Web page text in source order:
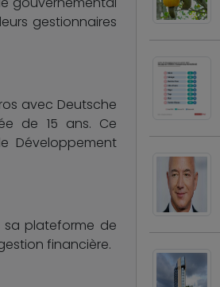
gestionnaires
avec Deutsche
de 15 ans. Ce
Développement
sa plateforme de
financière.